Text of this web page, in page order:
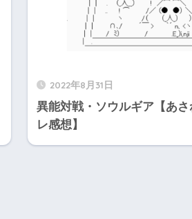
2022年8月31日
異能対戦・ソウルギア【あ
レ感想】